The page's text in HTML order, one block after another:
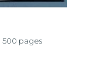
500 pages